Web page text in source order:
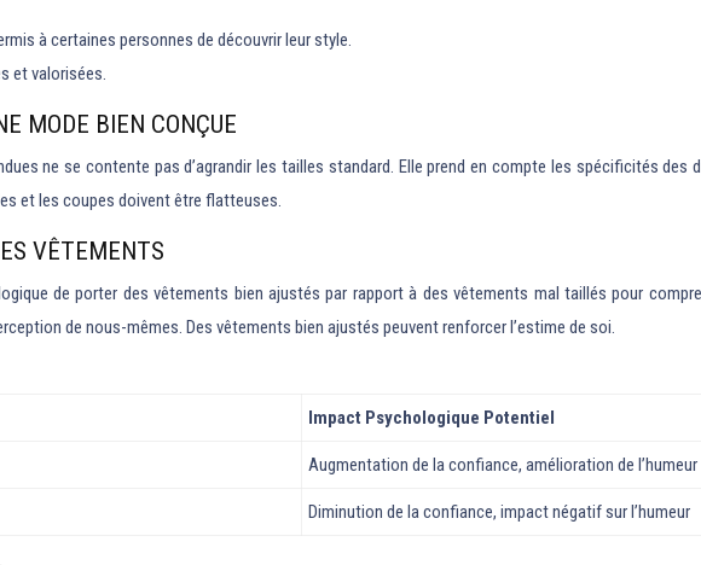
à certaines personnes de découvrir leur style.
et valorisées.
MODE BIEN CONÇUE
ne se contente pas d’agrandir les tailles standard. Elle prend en compte les spécificités
et les coupes doivent être flatteuses.
VÊTEMENTS
de porter des vêtements bien ajustés par rapport à des vêtements mal taillés pour
de nous-mêmes. Des vêtements bien ajustés peuvent renforcer l’estime de soi.
Impact Psychologique Potentiel
Augmentation de la confiance, amélioration de l’humeur
Diminution de la confiance, impact négatif sur l’humeur